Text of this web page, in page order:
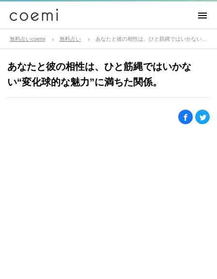
無料占いcoemi 無料占い
あなたと彼の相性は、ひと筋縄ではいかな
い“変化球的な魅力”に満ちた関係。